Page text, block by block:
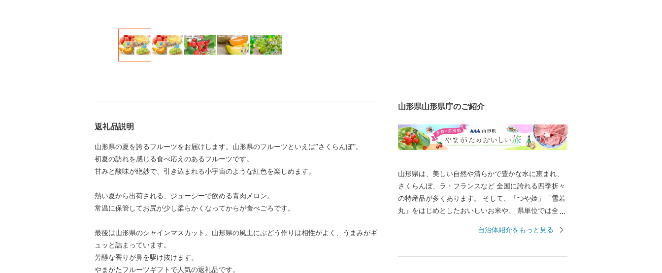
返礼品説明
山形県の夏を誇るフルーツをお届けします。山形県のフルーツといえば”さくらんぼ”。
初夏の訪れを感じる食べ応えのあるフルーツです。
甘みと酸味が絶妙で、引き込まれる小宇宙のような紅色を楽しめます。
熱い夏から出荷される、ジューシーで飲める青肉メロン。
常温に保管してお尻が少し柔らかくなってからが食べごろです。
最後は山形県のシャインマスカット。山形県の風土にぶどう作りは相性がよく、うまみがギ
ュッと詰まっています。
芳醇な香りが鼻を駆け抜けます。
やまがたフルーツギフトで人気の返礼品です。
山形県山形県庁のご紹介
山形県は、美しい自然や清らかで豊かな水に恵まれ、
さくらんぼ、ラ・フランスなど 全国に誇れる四季折々
の特産品が多くあります。 そして、「つや姫」「雪若
丸」をはじめとしたおいしいお米や、 県単位では全国
本酒など、「日本一美食・美酒県やまがた」にふさわ
自治体紹介をもっと見る